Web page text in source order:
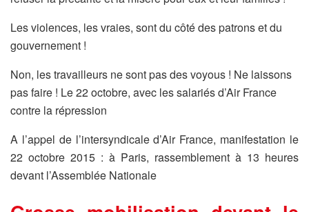
Les violences, les vraies, sont du côté des patrons et du
gouvernement !
Non, les travailleurs ne sont pas des voyous ! Ne laissons
pas faire ! Le 22 octobre, avec les salariés d’Air France
contre la répression
A l’appel de l’intersyndicale d’Air France, manifestation le
22 octobre 2015 : à Paris, rassemblement à 13 heures
devant l’Assemblée Nationale